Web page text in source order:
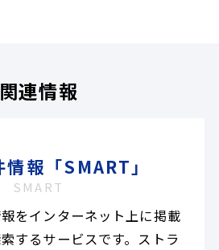
関連情報
報「SMART」
SMART
をインターネット上に掲載
するサービスです。ストラ